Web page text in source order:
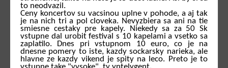
to neodvazil.
Ceny koncertov su vacsinou uplne v pohode, a aj tak
je na nich tri a pol cloveka. Nevyzbiera sa ani na tie
smiesne cestaky pre kapely. Niekedy sa za 50 Sk
vstupne dal urobit festival s 10 kapelami a vsetko sa
zaplatilo. Dnes pri vstupnom 10 euro, co je na
dnesne pomery to iste, kazdy sockarsky narieka, ale
hlavne ze kazdy vikend je spity na leco. Preto je to